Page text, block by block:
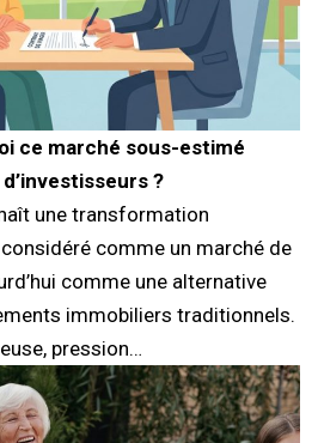
ce marché sous-estimé
?
une transformation
comme un marché de
comme une alternative
immobiliers traditionnels.
pression…